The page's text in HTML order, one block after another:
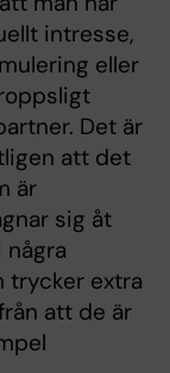
intresse,
eller
Det är
att det
är
sig åt
några
trycker extra
att de är